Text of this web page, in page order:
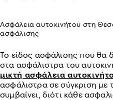
Ασφάλεια αυτοκινήτου στη
ασφάλισης
Το είδος ασφάλισης που θα
στα ασφάλιστρα του
μικτή ασφάλεια
ασφάλιστρα σε σύγκριση με
συμβαίνει, διότι κάθε